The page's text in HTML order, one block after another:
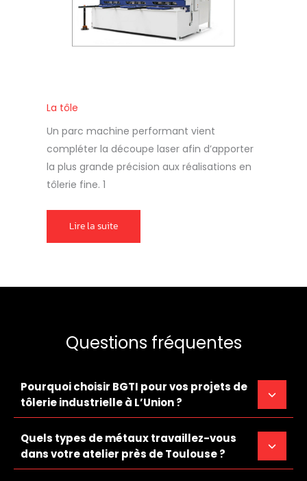
La tôle
Un parc machine performant vient
compléter la découpe laser afin d’apporter
la plus grande précision aux réalisations en
tôlerie fine. 1
Lire la suite
Questions fréquentes
Pourquoi choisir BGTI pour vos projets de
tôlerie industrielle à L’Union ?
Quels types de métaux travaillez-vous
dans votre atelier près de Toulouse ?